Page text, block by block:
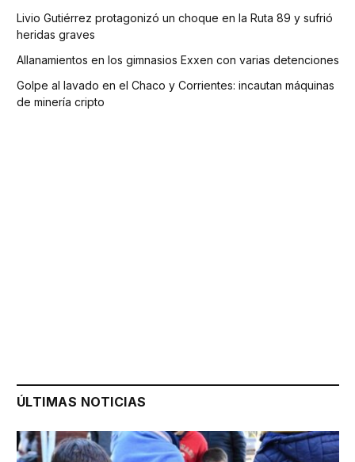
Livio Gutiérrez protagonizó un choque en la Ruta 89 y sufrió
heridas graves
Allanamientos en los gimnasios Exxen con varias detenciones
Golpe al lavado en el Chaco y Corrientes: incautan máquinas
de minería cripto
ÚLTIMAS NOTICIAS